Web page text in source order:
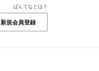
ぱんてなとは？
新規会員登録